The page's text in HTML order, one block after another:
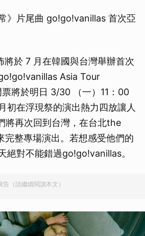
》片尾曲 go!go!vanillas 首次亞
於 7 月在韓國與台灣舉辦首次
Asia Tour
將於明日 3/30 （一）11：00
初在浮現祭的演出熱力四放讓人
將再次回到台灣，在台北the
整專場演出。若想感受他們的
絕對不能錯過go!go!vanillas。
告（請繼續閱讀本文）